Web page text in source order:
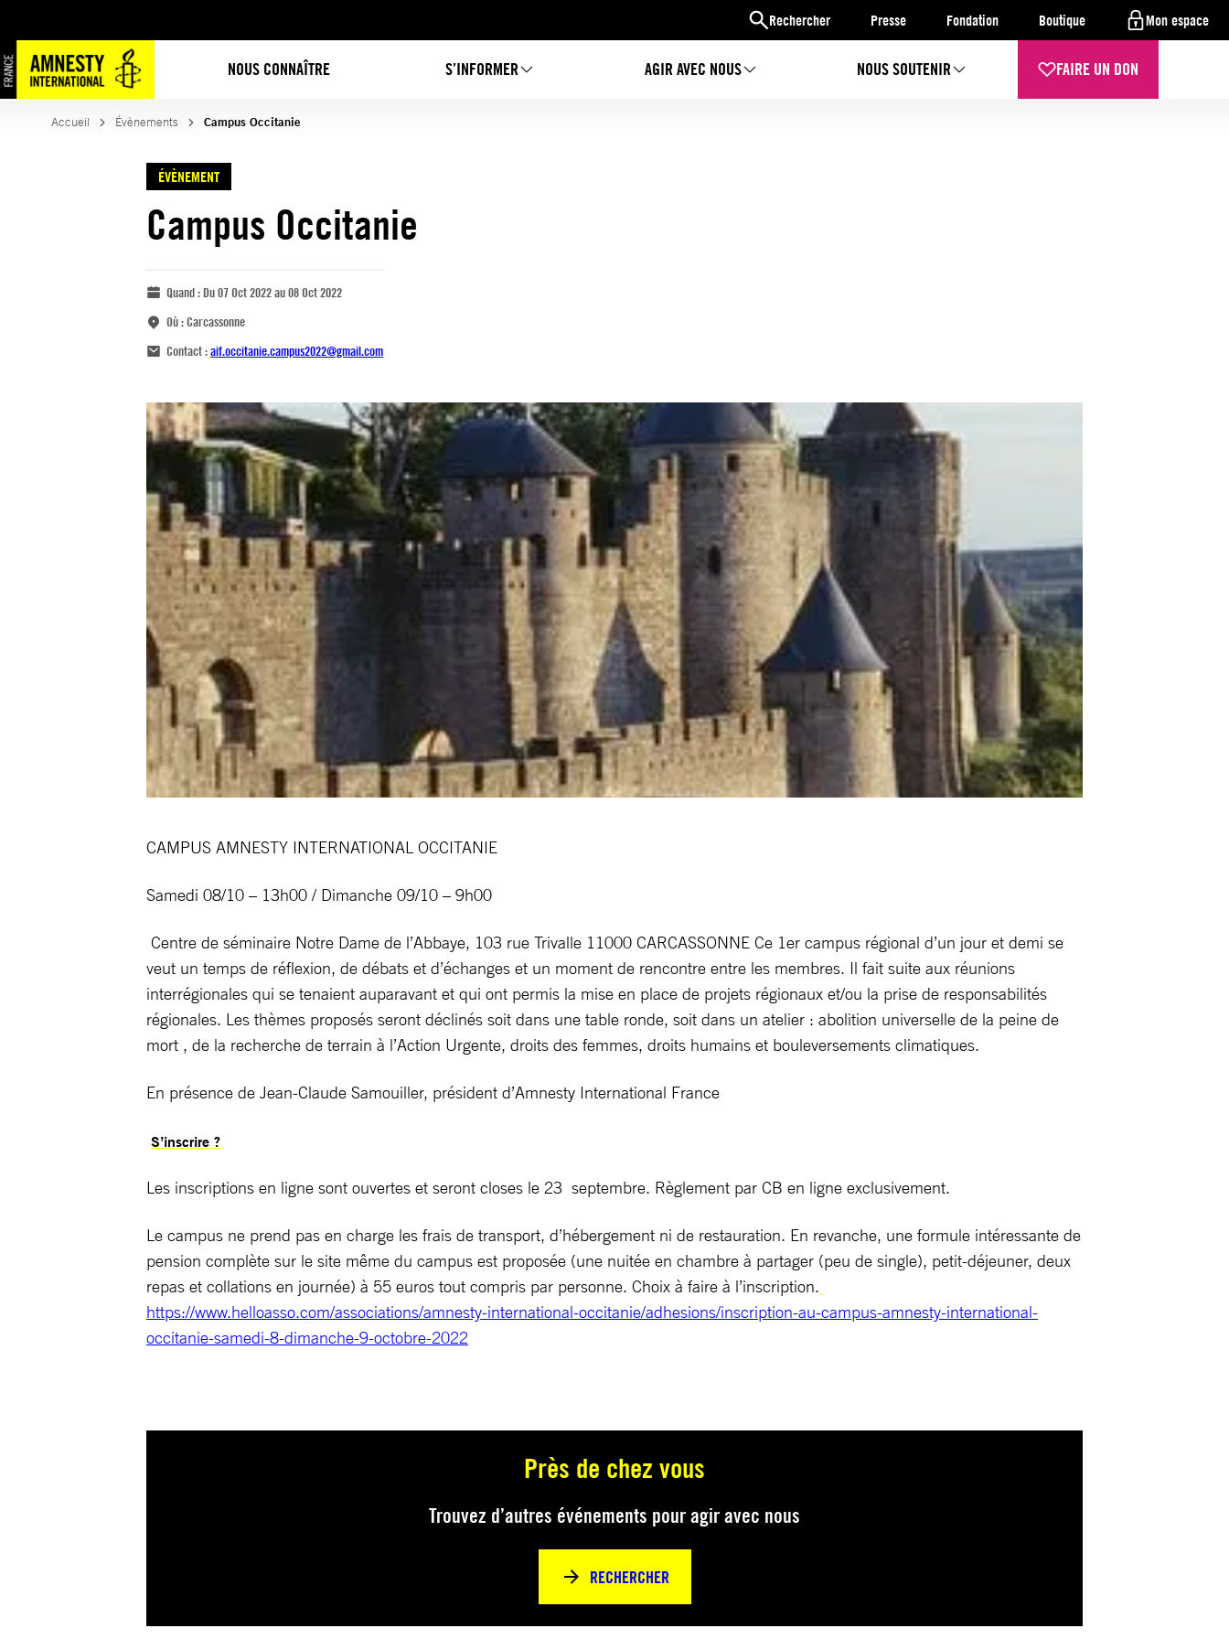
Rechercher Presse Fondation Boutique Mon espace
NOUS CONNAÎTRE S’INFORMER AGIR AVEC NOUS NOUS SOUTENIR FAIRE UN DON
Accueil Évènements Campus Occitanie
ÉVÈNEMENT
Campus Occitanie
Quand :Du 07 Oct 2022 au 08 Oct 2022
Où :Carcassonne
Contact :aif.occitanie.campus2022@gmail.com
CAMPUS AMNESTY INTERNATIONAL OCCITANIE
Samedi 08/10 – 13h00 / Dimanche 09/10 – 9h00
Centre de séminaire Notre Dame de l’Abbaye, 103 rue Trivalle 11000 CARCASSONNE Ce 1er campus régional d’un jour et demi se
veut un temps de réflexion, de débats et d’échanges et un moment de rencontre entre les membres. Il fait suite aux réunions
interrégionales qui se tenaient auparavant et qui ont permis la mise en place de projets régionaux et/ou la prise de responsabilités
régionales. Les thèmes proposés seront déclinés soit dans une table ronde, soit dans un atelier : abolition universelle de la peine de
mort , de la recherche de terrain à l’Action Urgente, droits des femmes, droits humains et bouleversements climatiques.
En présence de Jean-Claude Samouiller, président d’Amnesty International France
S’inscrire ?
Les inscriptions en ligne sont ouvertes et seront closes le 23 septembre. Règlement par CB en ligne exclusivement.
Le campus ne prend pas en charge les frais de transport, d’hébergement ni de restauration. En revanche, une formule intéressante de
pension complète sur le site même du campus est proposée (une nuitée en chambre à partager (peu de single), petit-déjeuner, deux
repas et collations en journée) à 55 euros tout compris par personne. Choix à faire à l’inscription.
https://www.helloasso.com/associations/amnesty-international-occitanie/adhesions/inscription-au-campus-amnesty-international-
occitanie-samedi-8-dimanche-9-octobre-2022
Près de chez vous
Trouvez d’autres événements pour agir avec nous
RECHERCHER